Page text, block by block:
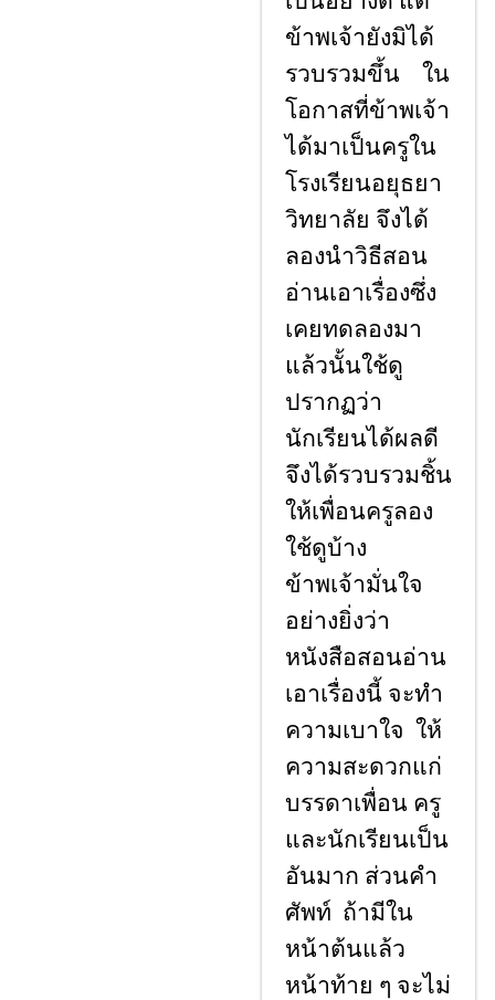
ข้าพเจ้ายังมิได้
รวบรวมขึ้น ใน
โอกาสที่ข้าพเจ้า
ได้มาเป็นครูใน
โรงเรียนอยุธยา
วิทยาลัย จึงได้
ลองนําวิธีสอน
อ่านเอาเรื่องซึ่ง
เคยทดลองมา
แล้วนั้นใช้ดู
ปรากฏว่า
นักเรียนได้ผลดี
จึงได้รวบรวมชิ้น
ให้เพื่อนครูลอง
ใช้ดูบ้าง
ข้าพเจ้ามั่นใจ
อย่างยิ่งว่า
หนังสือสอนอ่าน
เอาเรื่องนี้ จะทํา
ความเบาใจ ให้
ความสะดวกแก่
บรรดาเพื่อน ครู
และนักเรียนเป็น
อันมาก ส่วนคํา
ศัพท์ ถ้ามีใน
หน้าต้นแล้ว
หน้าท้าย ๆ จะไม่